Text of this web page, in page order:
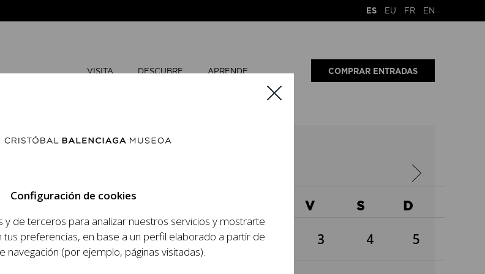
ES EU FR EN
VISITA DESCUBRE APRENDE COMPRAR ENTRADAS
a
V S D
1 3 4 5
Configuración de cookies
y de terceros para analizar nuestros servicios y mostrarte
tus preferencias, en base a un perfil elaborado a partir de
navegación (por ejemplo, páginas visitadas).